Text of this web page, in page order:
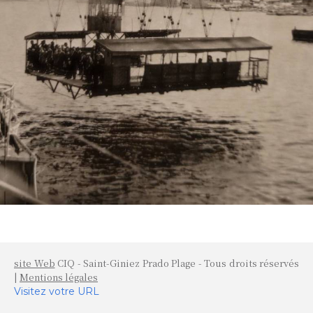
site Web CIQ - Saint-Giniez Prado Plage - Tous droits réservés
| Mentions légales
Visitez votre URL